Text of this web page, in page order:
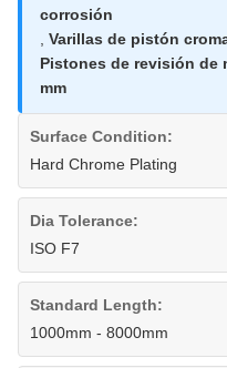
corrosión
Varillas de pistón
Pistones de revisión de
mm
Surface Condition:
Hard Chrome Plating
Dia Tolerance:
ISO F7
Standard Length:
1000mm - 8000mm